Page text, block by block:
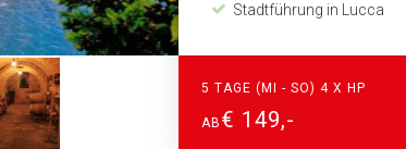
Stadtführung in Lucca
Getränke an der
5 TAGE (MI - SO) 4 X HP
AB € 149,-